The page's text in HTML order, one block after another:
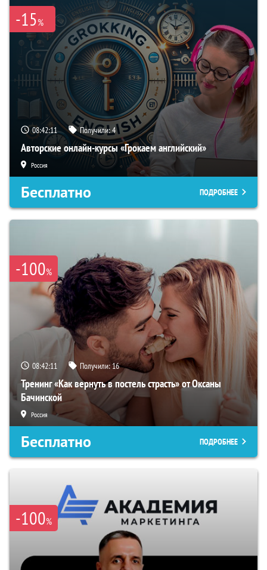
-15%
08:42:10 Получили:4
Авторские онлайн-курсы «Грокаем английский»
Россия
Бесплатно ПОДРОБНЕЕ
-100%
08:42:10 Получили:16
Тренинг «Как вернуть в постель страсть» от Оксаны
Бачинской
Россия
Бесплатно ПОДРОБНЕЕ
-100%